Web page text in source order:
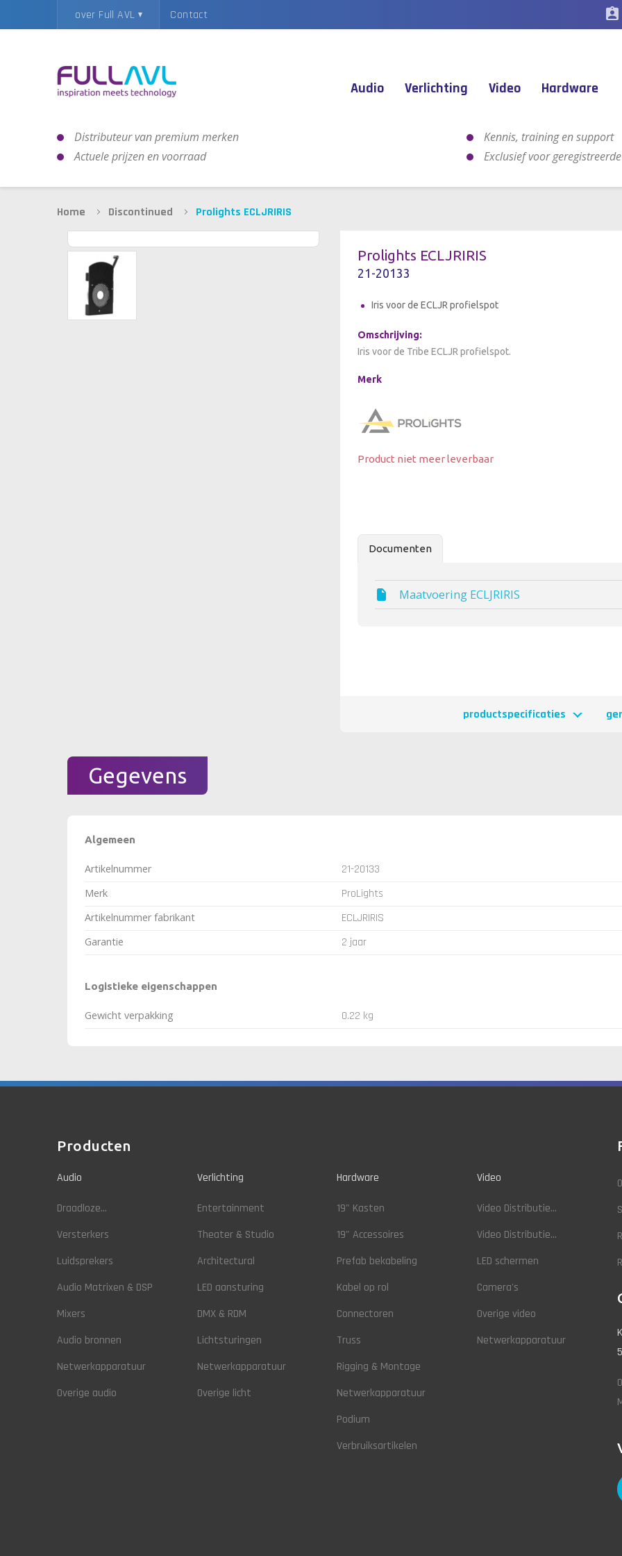
Contact
over Full AVL assignment_ind
Audio Verlichting Video Hardware
Distributeur van premium merken
Kennis, training en support
Actuele prijzen en voorraad
Exclusief voor
Home Discontinued Prolights ECLJRIRIS
Prolights ECLJRIRIS
21-20133
Iris voor de ECLJR profielspot
Omschrijving:
Iris voor de Tribe ECLJR profielspot.
Merk
Product niet meer leverbaar
Documenten
Maatvoering ECLJRIRIS
productspecificaties
Gegevens
Algemeen
Artikelnummer 21-20133
Merk ProLights
Artikelnummer fabrikant ECLJRIRIS
Garantie 2 jaar
Logistieke eigenschappen
Gewicht verpakking 0.22 kg
Producten
Audio
Draadloze...
Versterkers
Luidsprekers
Audio Matrixen & DSP
Mixers
Audio bronnen
Netwerkapparatuur
Overige audio
Verlichting
Entertainment
Theater & Studio
Architectural
LED aansturing
DMX & RDM
Lichtsturingen
Netwerkapparatuur
Overige licht
Hardware
19" Kasten
19" Accessoires
Prefab bekabeling
Kabel op rol
Connectoren
Truss
Rigging & Montage
Netwerkapparatuur
Podium
Verbruiksartikelen
Video
Video Distributie...
Video Distributie...
LED schermen
Camera's
Overige video
Netwerkapparatuur